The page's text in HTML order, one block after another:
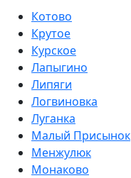
Котово
Крутое
Курское
Лапыгино
Липяги
Логвиновка
Луганка
Малый Присынок
Менжулюк
Монаково